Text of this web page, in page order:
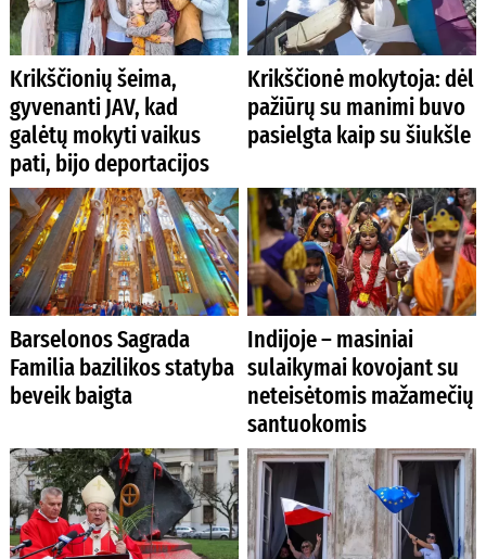
Krikščionių šeima,
gyvenanti JAV, kad
galėtų mokyti vaikus
pati, bijo deportacijos
Krikščionė mokytoja: dėl
pažiūrų su manimi buvo
pasielgta kaip su šiukšle
Barselonos Sagrada
Familia bazilikos statyba
beveik baigta
Indijoje – masiniai
sulaikymai kovojant su
neteisėtomis mažamečių
santuokomis